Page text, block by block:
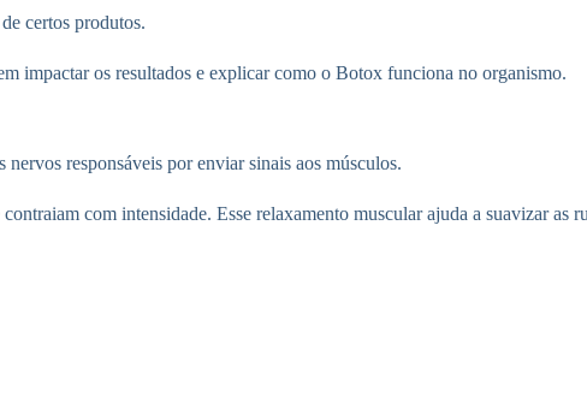
certos produtos.
impactar os resultados e explicar como o Botox funciona no organismo.
responsáveis por enviar sinais aos músculos.
com intensidade. Esse relaxamento muscular ajuda a suavizar as